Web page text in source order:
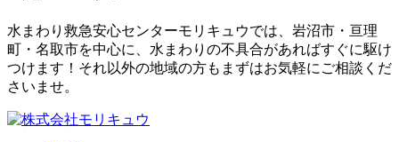
水まわり救急安心センターモリキュウでは、岩沼市・亘理
町・名取市を中心に、水まわりの不具合があればすぐに駆け
つけます！それ以外の地域の方もまずはお気軽にご相談くだ
さいませ。